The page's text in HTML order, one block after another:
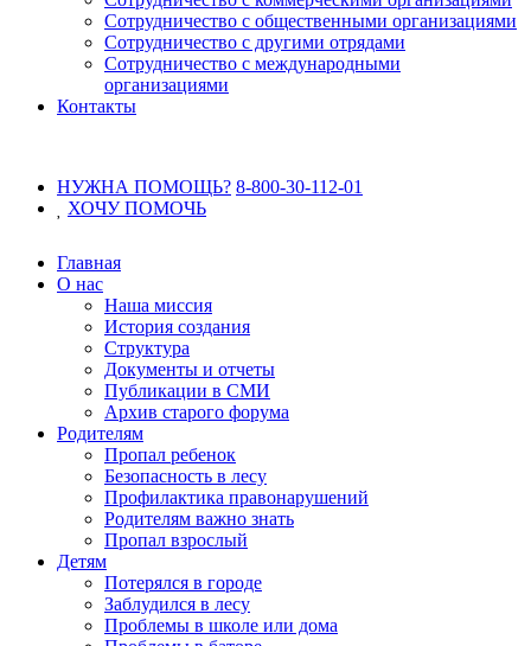
Сотрудничество с общественными организациями
Сотрудничество с другими отрядами
Сотрудничество с международными
организациями
Контакты
НУЖНА ПОМОЩЬ? 8-800-30-112-01
ХОЧУПОМОЧЬ
Главная
О нас
Наша миссия
История создания
Структура
Документы и отчеты
Публикации в СМИ
Архив старого форума
Родителям
Пропал ребенок
Безопасность в лесу
Профилактика правонарушений
Родителям важно знать
Пропал взрослый
Детям
Потерялся в городе
Заблудился в лесу
Проблемы в школе или дома